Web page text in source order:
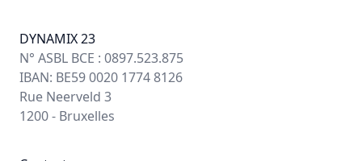
DYNAMIX 23
N° ASBL BCE : 0897.523.875
IBAN: BE59 0020 1774 8126
Rue Neerveld 3
1200 - Bruxelles